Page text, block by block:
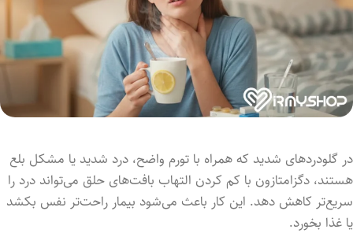
در گلودردهای شدید که همراه با تورم واضح، درد شدید یا مشکل بلع
هستند، دگزامتازون با کم کردن التهاب بافت‌های حلق می‌تواند درد را
سریع‌تر کاهش دهد. این کار باعث می‌شود بیمار راحت‌تر نفس بکشد
یا غذا بخورد.